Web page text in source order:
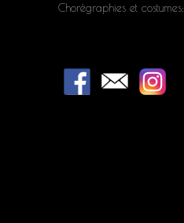
Chorégraphies et